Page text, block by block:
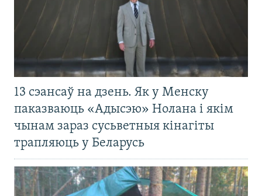
13 сэансаў на дзень. Як у Менску
паказваюць «Адысэю» Нолана і якім
чынам зараз сусьветныя кінагіты
трапляюць у Беларусь